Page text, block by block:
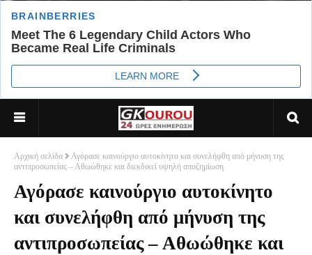
Αρχική σελίδα
Αγόρασε καινούργιο αυτοκίνητο και συνελήφθη από μήνυση της
αντιπροσωπείας – Αθωώθηκε και διεκδικεί υψηλή αποζημίωση
Αγόρασε καινούργιο αυτοκίνητο
και συνελήφθη από μήνυση της
αντιπροσωπείας – Αθωώθηκε και